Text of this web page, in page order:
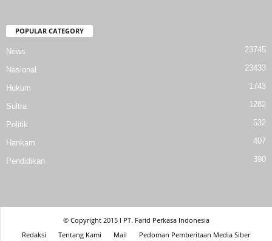
POPULAR CATEGORY
News 23745
Nasional 23433
Hukum 1743
Sultra 1282
Politik 532
Hankam 407
Pendidikan 390
© Copyright 2015 l PT. Farid Perkasa Indonesia
Redaksi
Tentang Kami Mail Pedoman Pemberitaan Media Siber